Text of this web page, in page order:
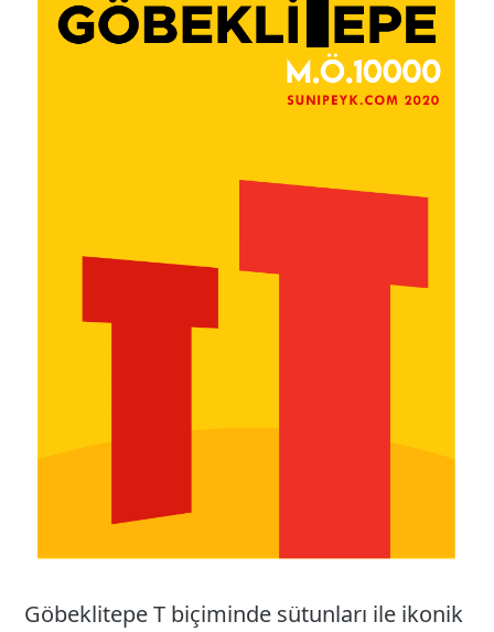
Göbeklitepe T biçiminde sütunları ile ikonik